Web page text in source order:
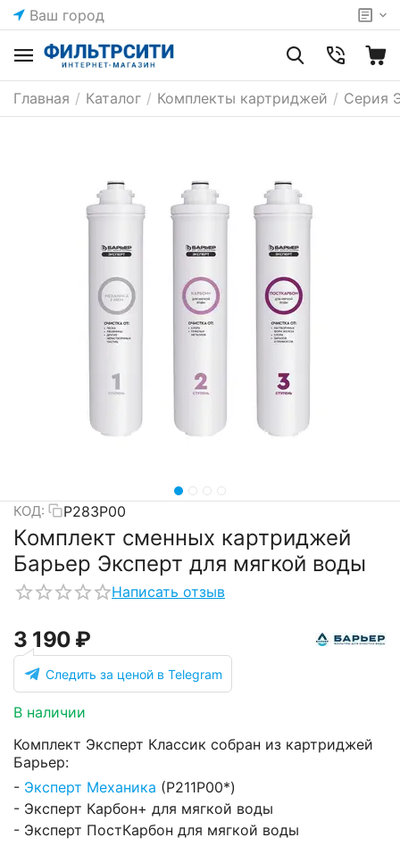
Ваш город
Главная / Каталог / Комплекты картриджей / Серия
КОД: Р283Р00
Комплект сменных картриджей
Барьер Эксперт для мягкой воды
Написать отзыв
3 190 ₽
Следить за ценой в Telegram
В наличии
Комплект Эксперт Классик собран из картриджей
Барьер:
- Эксперт Механика (Р211Р00*)
- Эксперт Карбон+ для мягкой воды
- Эксперт ПостКарбон для мягкой воды